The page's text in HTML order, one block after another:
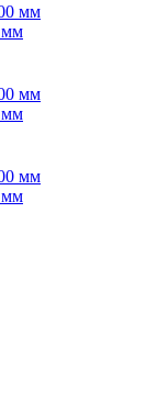
мм
мм
мм